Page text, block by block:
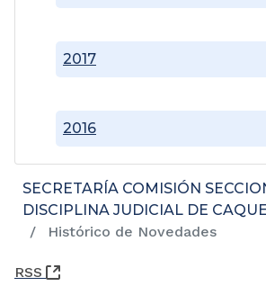
2016
2017
SECRETARÍA COMISIÓN
DISCIPLINA JUDICIAL DE
Histórico de Novedades
RSS
(Abre una nueva ventana)